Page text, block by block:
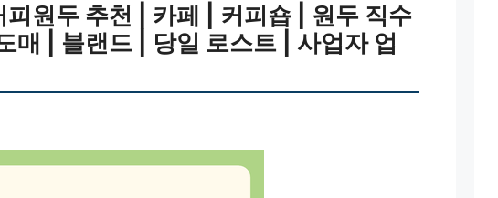
피원두 추천 | 카페 | 커피숍 | 원두 직수
매 | 블랜드 | 당일 로스트 | 사업자 업